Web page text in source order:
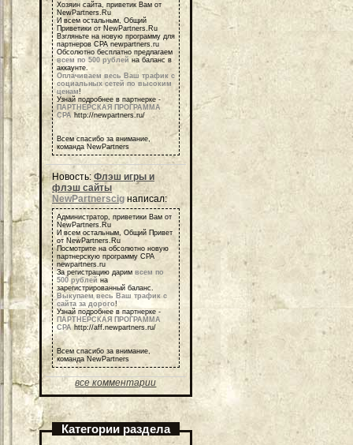
Хозяин сайта, приветик Вам от
NewPartners.Ru
И всем остальным, Общий
Приветики от NewPartners.Ru
Взгляньте на новую программу для
партнеров СРА newpartners.ru
Обсолютно бесплатно предлагаем
всем по 500 рублей на баланс в
аккаунте.
Оплачиваем весь Ваш трафик с
социальных сетей по высоким
ценам!
Узнай подробнее в партнерке -
ПАРТНЕРСКАЯ ПРОГРАММА
СРА http://newpartners.ru/
Всем спасибо за внимание,
команда NewPartners
Новость: Флэш игры и
флэш сайты
NewPartnerscig написал:
Администратор, приветики Вам от
NewPartners.Ru
И всем остальным, Общий Привет
от NewPartners.Ru
Посмотрите на обсолютно новую
партнерскую программу СРА
newpartners.ru
За регистрацию дарим всем по
500 рублей на
зарегистрированный баланс.
Выкупаем весь Ваш трафик с
сайта за дорого!
Узнай подробнее в партнерке -
ПАРТНЕРСКАЯ ПРОГРАММА
СРА http://aff.newpartners.ru/
Всем спасибо за внимание,
команда NewPartners
все комментарии
Категории раздела